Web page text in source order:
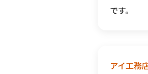
です。
アイ工務